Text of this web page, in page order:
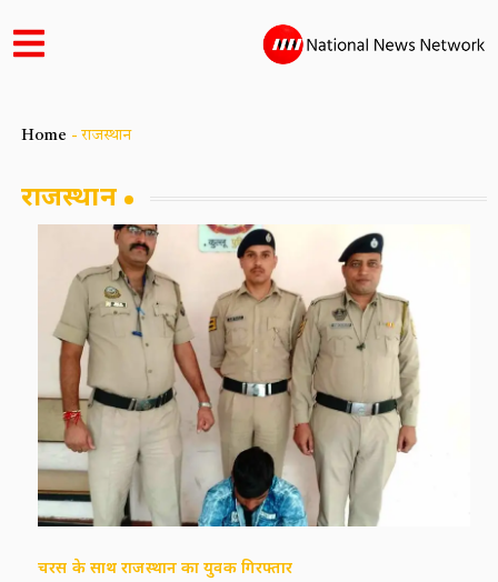
Home - राजस्थान
राजस्थान
चरस के साथ राजस्थान का युवक गिरफ्तार